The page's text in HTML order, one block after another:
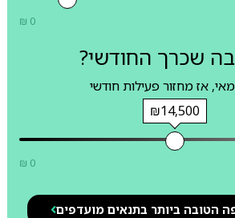
₪ 0
שכרך החודשי?
אז מחזור פעילות חודשי
₪14,500
₪ 0
הטובה ביותר בתנאים מועדפים